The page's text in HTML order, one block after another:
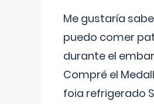
Me gustaría
puedo comer
durante el
Compré el
foia refrigerado